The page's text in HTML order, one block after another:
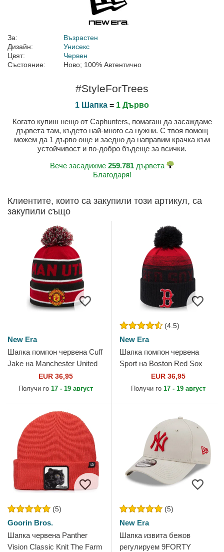
За:
Възрастен
Дизайн:
Унисекс
Цвят:
Червен
Състояние:
Ново; 100% Автентично
#StyleForTrees
1 Шапка = 1 Дърво
Когато купиш нещо от Caphunters, помагаш да засаждаме
дървета там, където най-много са нужни. С твоя помощ
можем да 1 дърво още и заедно да направим крачка към
устойчивост и по-добро бъдеще за всички.
Вече засадихме 259.781 дървета
Благодаря!
Клиентите, които са закупили този артикул, са
закупили също
New Era
Шапка помпон червена Cuff
Jake на Manchester United
Football Club Premier League
от New Era
EUR 36,95
Получи го 17 - 19 август
(4.5)
New Era
Шапка помпон червена
Sport на Boston Red Sox
MLB от New Era
EUR 36,95
Получи го 17 - 19 август
(5)
Goorin Bros.
Шапка червена Panther
Vision Classic Knit The Farm
(5)
New Era
Шапка извита бежов
регулируем 9FORTY